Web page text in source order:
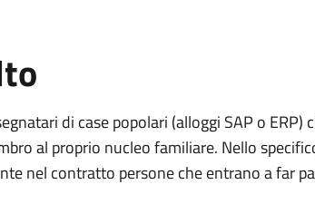
di case popolari (alloggi SAP o ERP)
al proprio nucleo familiare. Nello
nel contratto persone che entrano a far